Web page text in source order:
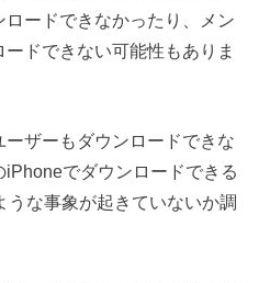
ードできなかったり、メン
ドできない可能性もありま
ザーもダウンロードできな
でダウンロードできる
な事象が起きていないか調